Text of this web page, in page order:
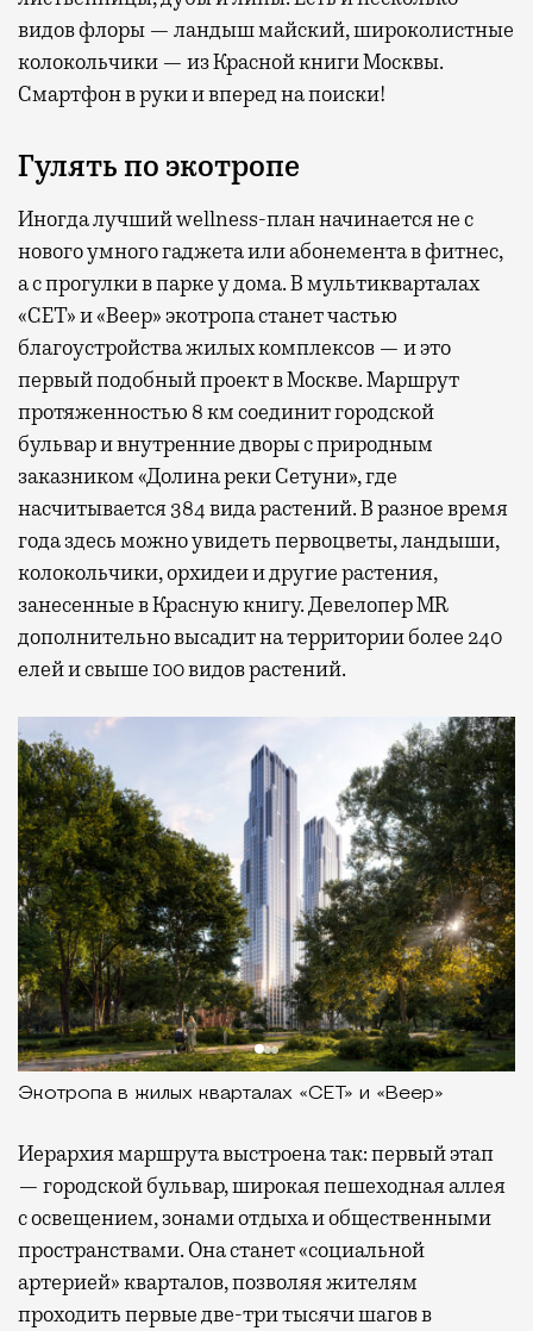
видов флоры — ландыш майский, широколистные
колокольчики — из Красной книги Москвы.
Смартфон в руки и вперед на поиски!
Гулять по экотропе
Иногда лучший wellness-план начинается не с
нового умного гаджета или абонемента в фитнес,
а с прогулки в парке у дома. В мультикварталах
«СЕТ» и «Веер» экотропа станет частью
благоустройства жилых комплексов — и это
первый подобный проект в Москве. Маршрут
протяженностью 8 км соединит городской
бульвар и внутренние дворы с природным
заказником «Долина реки Сетуни», где
насчитывается 384 вида растений. В разное время
года здесь можно увидеть первоцветы, ландыши,
колокольчики, орхидеи и другие растения,
занесенные в Красную книгу. Девелопер MR
дополнительно высадит на территории более 240
елей и свыше 100 видов растений.
Экотропа в жилых кварталах «СЕТ» и «Веер»
Иерархия маршрута выстроена так: первый этап
— городской бульвар, широкая пешеходная аллея
с освещением, зонами отдыха и общественными
пространствами. Она станет «социальной
артерией» кварталов, позволяя жителям
проходить первые две-три тысячи шагов в